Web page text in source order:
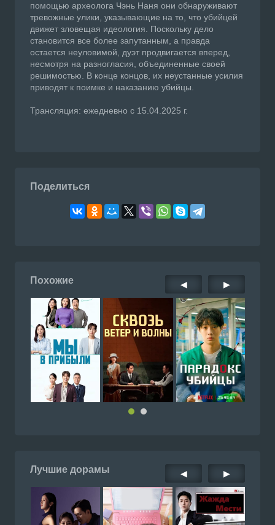
помощью археолога Чэнь Наня они обнаруживают
тревожные улики, указывающие на то, что убийцей
движет зловещая идеология. Поскольку дело
становится все более запутанным, а правда
остается неуловимой, дуэт продвигается вперед,
несмотря на разногласия, объединенные своей
решимостью. В конце концов, их неустанные усилия
приводят к поимке и наказанию убийцы.
Трансляция: ежедневно с 15.04.2025 г.
Поделиться
Похожие ◀ ▶
Лучшие дорамы ◀ ▶